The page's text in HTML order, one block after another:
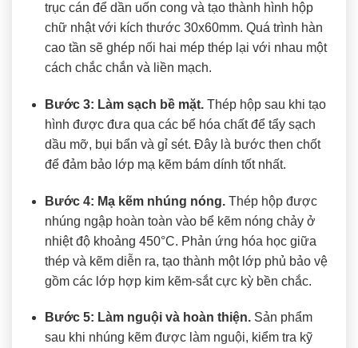
trục cán để dần uốn cong và tạo thành hình hộp
chữ nhật với kích thước 30x60mm. Quá trình hàn
cao tần sẽ ghép nối hai mép thép lại với nhau một
cách chắc chắn và liền mạch.
Bước 3: Làm sạch bề mặt.Thép hộp sau khi tạo
hình được đưa qua các bể hóa chất để tẩy sạch
dầu mỡ, bụi bẩn và gỉ sét. Đây là bước then chốt
để đảm bảo lớp mạ kẽm bám dính tốt nhất.
Bước 4: Mạ kẽm nhúng nóng.Thép hộp được
nhúng ngập hoàn toàn vào bể kẽm nóng chảy ở
nhiệt độ khoảng 450°C. Phản ứng hóa học giữa
thép và kẽm diễn ra, tạo thành một lớp phủ bảo vệ
gồm các lớp hợp kim kẽm-sắt cực kỳ bền chắc.
Bước 5: Làm nguội và hoàn thiện.Sản phẩm
sau khi nhúng kẽm được làm nguội, kiểm tra kỹ